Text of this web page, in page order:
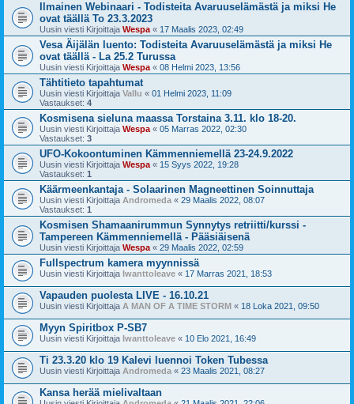
Ilmainen Webinaari - Todisteita Avaruuselämästä ja miksi He
ovat täällä To 23.3.2023
Uusin viesti Kirjoittaja Wespa « 17 Maalis 2023, 02:49
Vesa Äijälän luento: Todisteita Avaruuselämästä ja miksi He
ovat täällä - La 25.2 Turussa
Uusin viesti Kirjoittaja Wespa « 08 Helmi 2023, 13:56
Tähtitieto tapahtumat
Uusin viesti Kirjoittaja Vallu « 01 Helmi 2023, 11:09
Vastaukset: 4
Kosmisena sieluna maassa Torstaina 3.11. klo 18-20.
Uusin viesti Kirjoittaja Wespa « 05 Marras 2022, 02:30
Vastaukset: 3
UFO-Kokoontuminen Kämmenniemellä 23-24.9.2022
Uusin viesti Kirjoittaja Wespa « 15 Syys 2022, 19:28
Vastaukset: 1
Käärmeenkantaja - Solaarinen Magneettinen Soinnuttaja
Uusin viesti Kirjoittaja Andromeda « 29 Maalis 2022, 08:07
Vastaukset: 1
Kosmisen Shamaanirummun Synnytys retriitti/kurssi -
Tampereen Kämmenniemellä - Pääsiäisenä
Uusin viesti Kirjoittaja Wespa « 29 Maalis 2022, 02:59
Fullspectrum kamera myynnissä
Uusin viesti Kirjoittaja Iwanttoleave « 17 Marras 2021, 18:53
Vapauden puolesta LIVE - 16.10.21
Uusin viesti Kirjoittaja A MAN OF A TIME STORM « 18 Loka 2021, 09:50
Myyn Spiritbox P-SB7
Uusin viesti Kirjoittaja Iwanttoleave « 10 Elo 2021, 16:49
Ti 23.3.20 klo 19 Kalevi luennoi Token Tubessa
Uusin viesti Kirjoittaja Andromeda « 23 Maalis 2021, 08:27
Kansa herää mielivaltaan